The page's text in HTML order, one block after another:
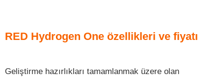
RED Hydrogen One özellikleri ve fiyatı
Geliştirme hazırlıkları tamamlanmak üzere olan